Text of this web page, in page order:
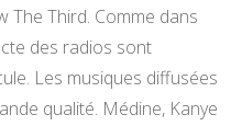
The Third. Comme dans
des radios sont
Les musiques diffusées
qualité. Médine, Kanye